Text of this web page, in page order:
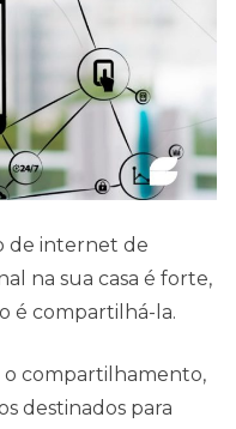
de internet de
na sua casa é forte,
é compartilhá-la.
o compartilhamento,
destinados para